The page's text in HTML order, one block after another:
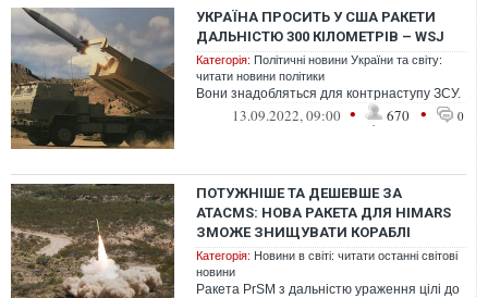
УКРАЇНА ПРОСИТЬ У США РАКЕТИ
ДАЛЬНІСТЮ 300 КІЛОМЕТРІВ – WSJ
Категорія: Політичні новини України та світу:
читати новини політики
Вони знадобляться для контрнаступу ЗСУ.
13.09.2022, 09:00 • 670 • 0
ПОТУЖНІШЕ ТА ДЕШЕВШЕ ЗА
ATACMS: НОВА РАКЕТА ДЛЯ HIMARS
ЗМОЖЕ ЗНИЩУВАТИ КОРАБЛІ
Категорія: Новини в світі: читати останні світові
новини
Ракета PrSM з дальністю ураження цілі до